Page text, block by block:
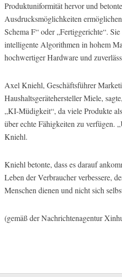
Produktuniformität hervor und
Ausdrucksmöglichkeiten
Schema F“ oder „Fertiggerichte“.
intelligente Algorithmen in hohem
hochwertiger Hardware und
Axel Kniehl, Geschäftsführer
Haushaltsgerätehersteller Miele,
„KI-Müdigkeit“, da viele Produkte
über echte Fähigkeiten zu verfügen.
Kniehl.
Kniehl betonte, dass es darauf
Leben der Verbraucher verbessere,
Menschen dienen und nicht sich
(gemäß der Nachrichtenagentur